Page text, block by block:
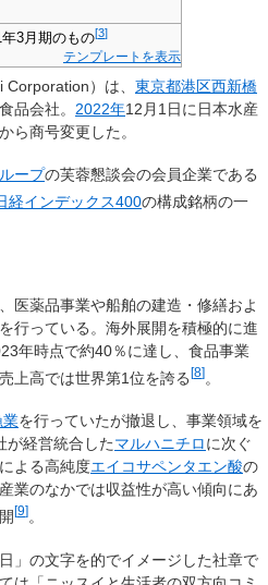
3月期のもの[3]
テンプレートを表示
Corporation）は、 東京都港区西新橋
品会社。 2022年12月1日に 日本水産
ら商号変更した。
ープの芙蓉懇談会の会員企業である
経インデックス400の構成銘柄の一
医薬品事業や船舶の建造・修繕およ
行っている。海外展開を積極的に進
年時点で約40％に達し、食品事業
上高では世界第1位を誇る [8] 。
業を行っていたが撤退し、事業領域を
が経営統合したマルハニチロに次ぐ
よる高純度エイコサペンタエン酸の
業のなかでは収益性が高い傾向にあ
[9] 。
」の文字を的でイメージした社章で